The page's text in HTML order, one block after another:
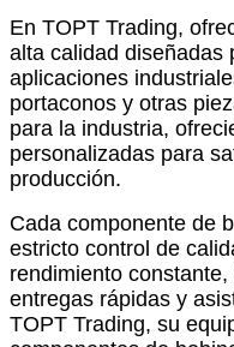
En TOPT Trading,
alta calidad diseñadas
aplicaciones
portaconos y otras
para la industria,
personalizadas para
producción.
Cada componente de
estricto control de
rendimiento
entregas rápidas y
TOPT Trading, su